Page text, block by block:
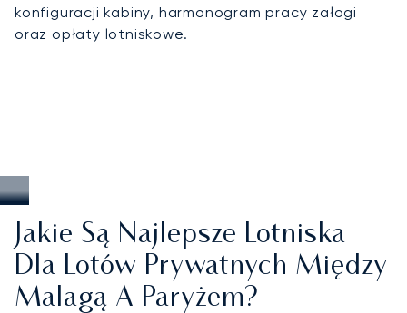
konfiguracji kabiny, harmonogram pracy załogi
oraz opłaty lotniskowe.
Jakie Są Najlepsze Lotniska
Dla Lotów Prywatnych Między
Malagą A Paryżem?